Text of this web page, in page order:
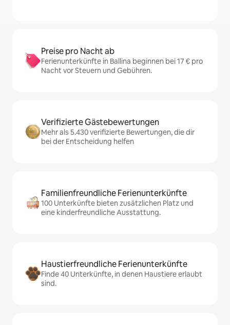
Preise pro Nacht ab
Ferienunterkünfte in Ballina beginnen bei 17 € pro
Nacht vor Steuern und Gebühren.
Verifizierte Gästebewertungen
Mehr als 5.430 verifizierte Bewertungen, die dir
bei der Entscheidung helfen
Familienfreundliche Ferienunterkünfte
100 Unterkünfte bieten zusätzlichen Platz und
eine kinderfreundliche Ausstattung.
Haustierfreundliche Ferienunterkünfte
Finde 40 Unterkünfte, in denen Haustiere erlaubt
sind.